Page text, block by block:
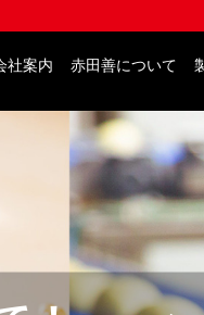
社案内 赤田善について